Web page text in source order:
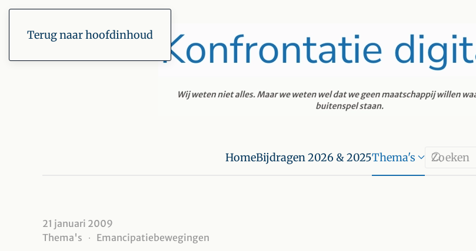
Terug naar hoofdinhoud
HomeBijdragen 2026 & 2025Thema's
21 januari 2009
Thema's
Emancipatiebewegingen